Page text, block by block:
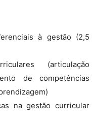
à gestão (2,5
(articulação
de competências
na gestão curricular